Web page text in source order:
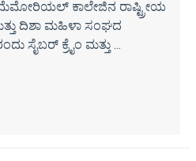
ಮೆಮೋರಿಯಲ್ ಕಾಲೇಜಿನ ರಾಷ್ಟ್ರೀಯ
ದಿಶಾ ಮಹಿಳಾ ಸಂಘದ
ಸೈಬರ್ ಕ್ರೈಂ ಮತ್ತು ...